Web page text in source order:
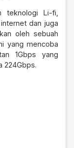
teknologi Li-fi,
dan juga
oleh sebuah
yang mencoba
1Gbps yang
224Gbps.